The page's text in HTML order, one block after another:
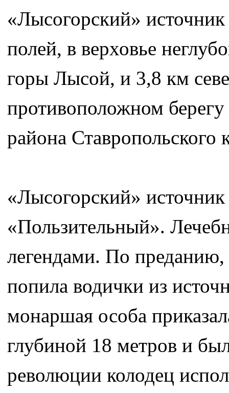
«Лысогорский»
полей, в верховье
горы Лысой, и 3,8 км
противоположном
района Ставропольского
«Лысогорский»
«Пользительный».
легендами. По
попила водички из
монаршая особа
глубиной 18 метров и
революции колодец